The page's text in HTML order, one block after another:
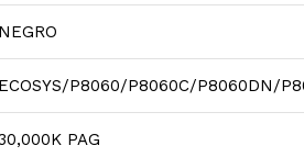
NEGRO
ECOSYS/P8060/P8060C/P8060DN/
PAG